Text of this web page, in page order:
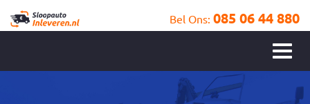
Bel Ons: 085 06 44 880